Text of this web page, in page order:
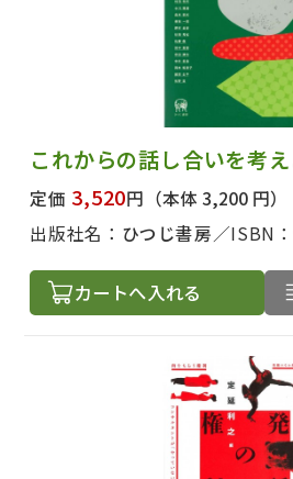
これからの話し合いを考え
定価 3,520円 （本体 3,200 円）
出版社名： ひつじ書房 ISBN：
カートへ入れる